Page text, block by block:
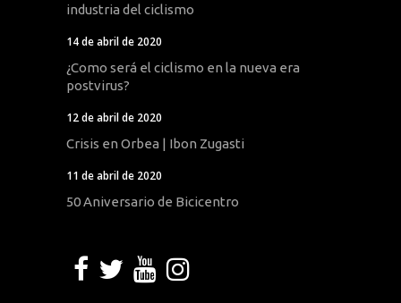
industria del ciclismo
14 de abril de 2020
¿Como será el ciclismo en la nueva era
postvirus?
12 de abril de 2020
Crisis en Orbea | Ibon Zugasti
11 de abril de 2020
50 Aniversario de Bicicentro